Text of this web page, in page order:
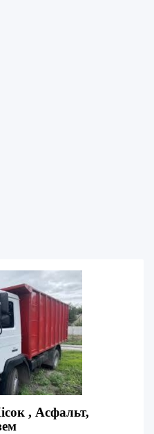
, Асфальт,